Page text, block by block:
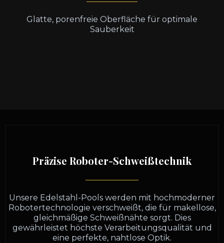
Glatte, porenfreie Oberfläche für optimale
Sauberkeit
Präzise Roboter-Schweißtechnik
Unsere Edelstahl-Pools werden mit hochmoderner
Robotertechnologie verschweißt, die für makellose,
gleichmäßige Schweißnähte sorgt. Dies
gewährleistet höchste Verarbeitungsqualität und
eine perfekte, nahtlose Optik.